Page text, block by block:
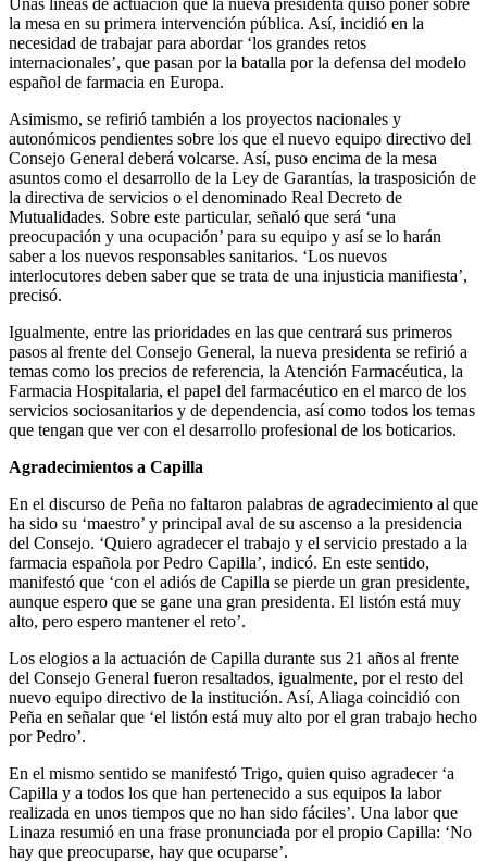
la mesa en su primera intervención pública. Así, incidió en la
necesidad de trabajar para abordar ‘los grandes retos
internacionales’, que pasan por la batalla por la defensa del modelo
español de farmacia en Europa.
Asimismo, se refirió también a los proyectos nacionales y
autonómicos pendientes sobre los que el nuevo equipo directivo del
Consejo General deberá volcarse. Así, puso encima de la mesa
asuntos como el desarrollo de la Ley de Garantías, la trasposición de
la directiva de servicios o el denominado Real Decreto de
Mutualidades. Sobre este particular, señaló que será ‘una
preocupación y una ocupación’ para su equipo y así se lo harán
saber a los nuevos responsables sanitarios. ‘Los nuevos
interlocutores deben saber que se trata de una injusticia manifiesta’,
precisó.
Igualmente, entre las prioridades en las que centrará sus primeros
pasos al frente del Consejo General, la nueva presidenta se refirió a
temas como los precios de referencia, la Atención Farmacéutica, la
Farmacia Hospitalaria, el papel del farmacéutico en el marco de los
servicios sociosanitarios y de dependencia, así como todos los temas
que tengan que ver con el desarrollo profesional de los boticarios.
Agradecimientos a Capilla
En el discurso de Peña no faltaron palabras de agradecimiento al que
ha sido su ‘maestro’ y principal aval de su ascenso a la presidencia
del Consejo. ‘Quiero agradecer el trabajo y el servicio prestado a la
farmacia española por Pedro Capilla’, indicó. En este sentido,
manifestó que ‘con el adiós de Capilla se pierde un gran presidente,
aunque espero que se gane una gran presidenta. El listón está muy
alto, pero espero mantener el reto’.
Los elogios a la actuación de Capilla durante sus 21 años al frente
del Consejo General fueron resaltados, igualmente, por el resto del
nuevo equipo directivo de la institución. Así, Aliaga coincidió con
Peña en señalar que ‘el listón está muy alto por el gran trabajo hecho
por Pedro’.
En el mismo sentido se manifestó Trigo, quien quiso agradecer ‘a
Capilla y a todos los que han pertenecido a sus equipos la labor
realizada en unos tiempos que no han sido fáciles’. Una labor que
Linaza resumió en una frase pronunciada por el propio Capilla: ‘No
hay que preocuparse, hay que ocuparse’.